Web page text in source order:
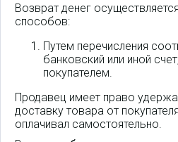
Возврат денег
способов:
Путем перечисления
банковский или иной
покупателем.
Продавец имеет право
доставку товара от
оплачивал самостоятельно.